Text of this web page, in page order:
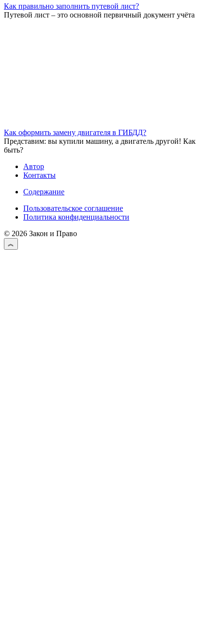
Как правильно заполнить путевой лист?
Путевой лист – это основной первичный документ учёта
Как оформить замену двигателя в ГИБДД?
Представим: вы купили машину, а двигатель другой! Как
быть?
Автор
Контакты
Содержание
Пользовательское соглашение
Политика конфиденциальности
© 2026 Закон и Право